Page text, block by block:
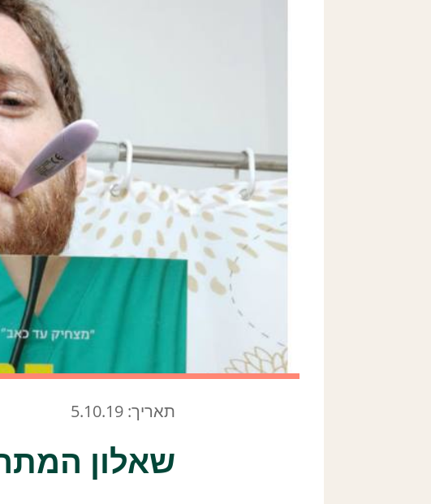
תאריך: 5.10.19
שאלון